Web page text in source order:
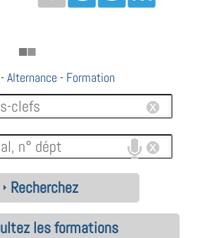
-Alternance - Formation
Recherchez
les formations